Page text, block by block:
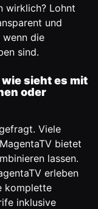
wirklich? Lohnt
und
wenn die
sind.
sieht es mit
oder
Viele
bietet
lassen.
erleben
komplette
inklusive